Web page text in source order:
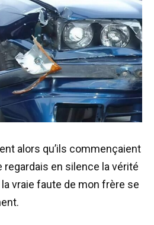
alors qu’ils commençaient
regardais en silence la vérité
la vraie faute de mon frère se